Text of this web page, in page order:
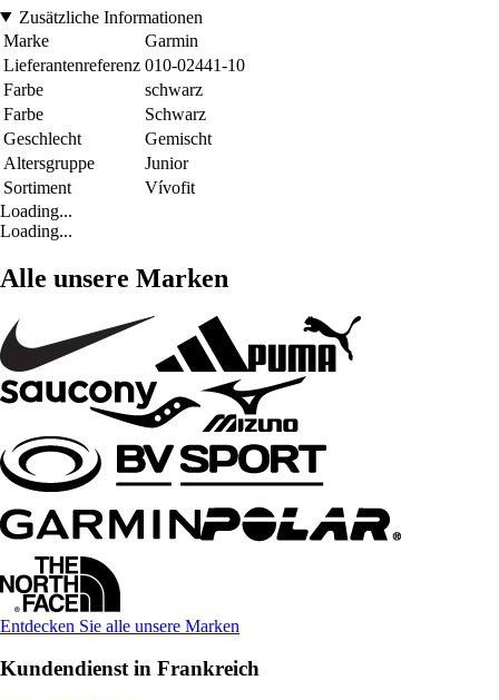
Zusätzliche Informationen
Marke
Garmin
Lieferantenreferenz 010-02441-10
Farbe
schwarz
Farbe
Schwarz
Geschlecht
Gemischt
Altersgruppe
Junior
Sortiment
Vívofit
Loading...
Loading...
Alle unsere Marken
Entdecken Sie alle unsere Marken
Kundendienst in Frankreich